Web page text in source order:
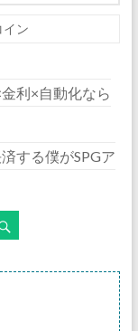
イン
利×自動化なら
する僕がSPGア